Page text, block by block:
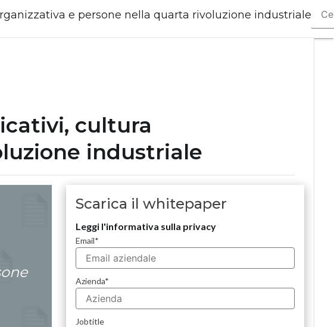
e persone nella quarta rivoluzione industriale
cultura
industriale
Scarica il whitepaper
Leggi l'informativa sulla privacy
Email*
Azienda*
Jobtitle